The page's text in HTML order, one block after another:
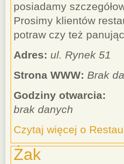
posiadamy
Prosimy klientów
potraw czy też
Adres: ul. Rynek 51
Strona WWW: Brak
Godziny otwarcia:
brak danych
Czytaj więcej o
Żak